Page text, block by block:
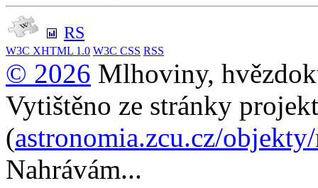
RS
W3C XHTML 1.0 W3C CSS RSS
© 2026 Mlhoviny,
Vytištěno ze stránky
(astronomia.zcu.cz/
Nahrávám...